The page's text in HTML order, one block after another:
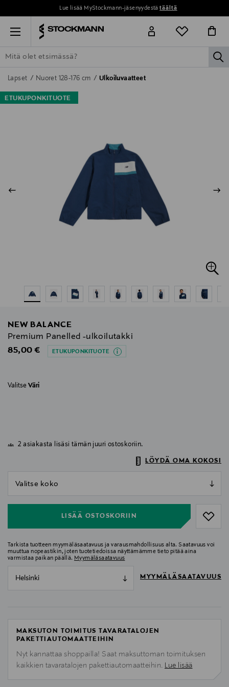
Lue lisää MyStockmann-jäsenyydestätäältä
Menu
ETSI KAIKKI NAISET MIEHET LAPSET
Lapset Nuoret 128-176 cm Ulkoiluvaatteet
ETUKUPONKITUOTE
NEW BALANCE
Premium Panelled -ulkoilutakki
Original Price
85,00 € ETUKUPONKITUOTE
Valitse Väri
2 asiakasta lisäsi tämän juuri ostoskoriin.
LÖYDÄ OMA KOKOSI
LISÄÄ OSTOSKORIIN
Tarkista tuotteen myymäläsaatavuus ja varausmahdollisuus alta. Saatavuus voi
muuttua nopeastikin, joten tuotetiedoissa näyttämämme tieto pitää aina
varmistaa paikan päällä. Myymäläsaatavuus
Helsinki MYYMÄLÄSAATAVUUS
MAKSUTON TOIMITUS TAVARATALOJEN
PAKETTIAUTOMAATTEIHIN
Nyt kannattaa shoppailla! Saat maksuttoman toimituksen
kaikkien tavaratalojen pakettiautomaatteihin. Lue lisää